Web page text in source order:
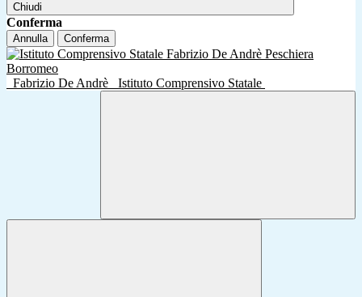
Chiudi
Conferma
Annulla Conferma
Fabrizio De Andrè Istituto Comprensivo Statale